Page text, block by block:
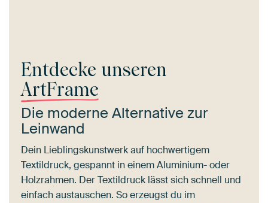
Entdecke unseren
ArtFrame
Die moderne Alternative zur
Leinwand
Dein Lieblingskunstwerk auf hochwertigem
Textildruck, gespannt in einem Aluminium- oder
Holzrahmen. Der Textildruck lässt sich schnell und
einfach austauschen. So erzeugst du im